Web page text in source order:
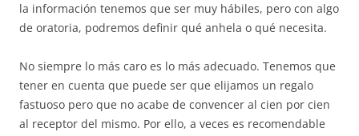
la información tenemos que ser muy hábiles, pero con algo
de oratoria, podremos definir qué anhela o qué necesita.
No siempre lo más caro es lo más adecuado. Tenemos que
tener en cuenta que puede ser que elijamos un regalo
fastuoso pero que no acabe de convencer al cien por cien
al receptor del mismo. Por ello, a veces es recomendable